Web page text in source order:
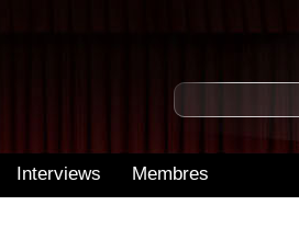
Interviews Membres